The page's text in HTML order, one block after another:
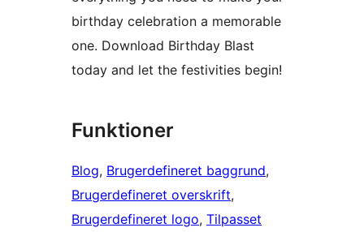
birthday celebration a memorable
one. Download Birthday Blast
today and let the festivities begin!
Funktioner
Blog, Brugerdefineret baggrund
Brugerdefineret overskrift
Brugerdefineret logo, Tilpasset